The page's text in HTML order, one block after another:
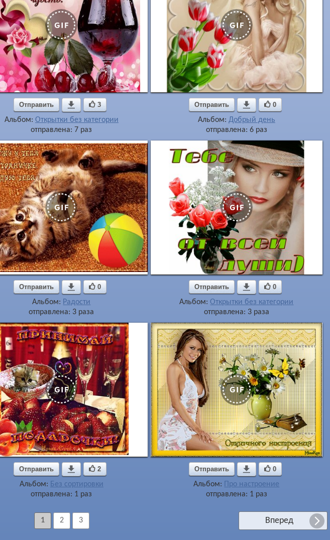
Отправить  3
Альбом: Открытки без категории
отправлена: 7 раз
Отправить  0
Альбом: Добрый день
отправлена: 6 раз
Отправить  0
Альбом: Радости
отправлена: 3 раза
Отправить  0
Альбом:Открытки без категории
отправлена: 3 раза
Отправить  2
Альбом: Без сортировки
отправлена: 1 раз
Отправить  0
Альбом:
Про настроение
отправлена: 1 раз
Вперед
1 2 3